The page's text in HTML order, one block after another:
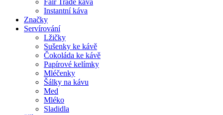
Instantní káva
Značky
Servírování
Lžičky
Sušenky ke kávě
Čokoláda ke kávě
Papírové kelímky
Mléčenky
Šálky na kávu
Med
Mléko
Sladidla